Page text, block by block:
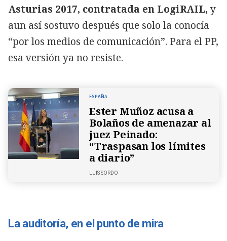
Asturias 2017, contratada en LogiRAIL, y
aun así sostuvo después que solo la conocía
“por los medios de comunicación”. Para el PP,
esa versión ya no resiste.
ESPAÑA
Ester Muñoz acusa a
Bolaños de amenazar al
juez Peinado:
“Traspasan los límites
a diario”
LUIS SORDO
La auditoría, en el punto de mira